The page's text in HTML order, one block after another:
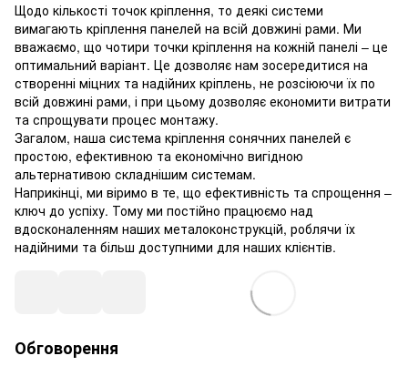
Щодо кількості точок кріплення, то деякі системи
вимагають кріплення панелей на всій довжині рами. Ми
вважаємо, що чотири точки кріплення на кожній панелі – це
оптимальний варіант. Це дозволяє нам зосередитися на
створенні міцних та надійних кріплень, не розсіюючи їх по
всій довжині рами, і при цьому дозволяє економити витрати
та спрощувати процес монтажу.
Загалом, наша система кріплення сонячних панелей є
простою, ефективною та економічно вигідною
альтернативою складнішим системам.
Наприкінці, ми віримо в те, що ефективність та спрощення –
ключ до успіху. Тому ми постійно працюємо над
вдосконаленням наших металоконструкцій, роблячи їх
надійними та більш доступними для наших клієнтів.
Обговорення